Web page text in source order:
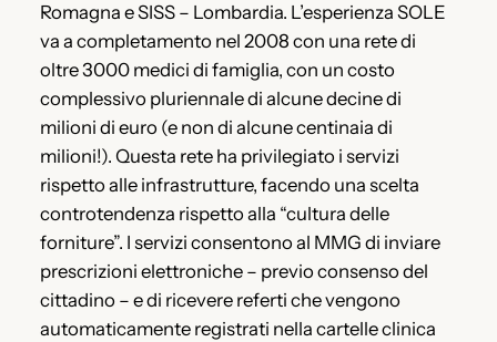
Romagna e SISS – Lombardia. L’esperienza SOLE
va a completamento nel 2008 con una rete di
oltre 3000 medici di famiglia, con un costo
complessivo pluriennale di alcune decine di
milioni di euro (e non di alcune centinaia di
milioni!). Questa rete ha privilegiato i servizi
rispetto alle infrastrutture, facendo una scelta
controtendenza rispetto alla “cultura delle
forniture”. I servizi consentono al MMG di inviare
prescrizioni elettroniche – previo consenso del
cittadino – e di ricevere referti che vengono
automaticamente registrati nella cartelle clinica